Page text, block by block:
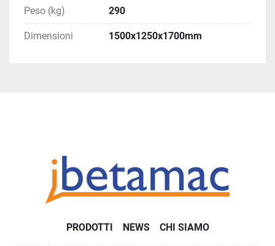
Peso (kg) 290
Dimensioni 1500x1250x1700mm
PRODOTTI NEWS CHI SIAMO